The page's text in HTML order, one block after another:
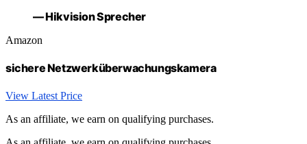
— Hikvision Sprecher
Amazon
sichere Netzwerküberwachungskamera
View Latest Price
As an affiliate, we earn on qualifying purchases.